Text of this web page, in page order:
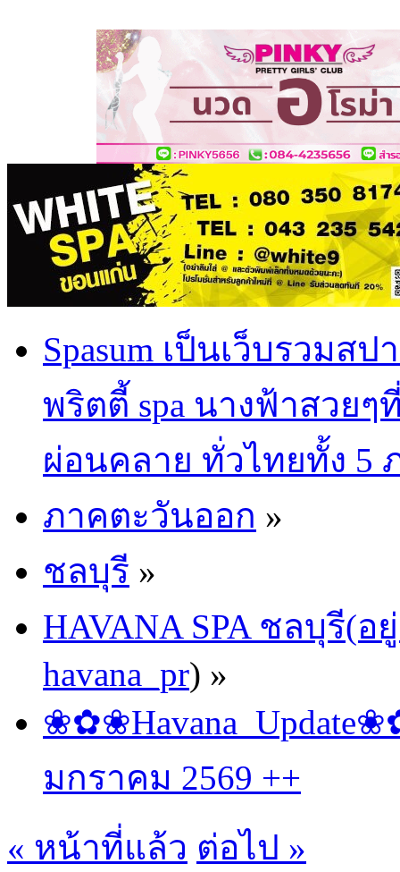
Spasum เป็นเว็บรวม
พริตตี้ spa นางฟ้าสวย
ผ่อนคลาย ทั่วไทยทั้ง 5
ภาคตะวันออก »
ชลบุรี »
HAVANA SPA ชลบุรี(
havana_pr) »
มกราคม 2569 ++
« หน้าที่แล้ว ต่อไป »